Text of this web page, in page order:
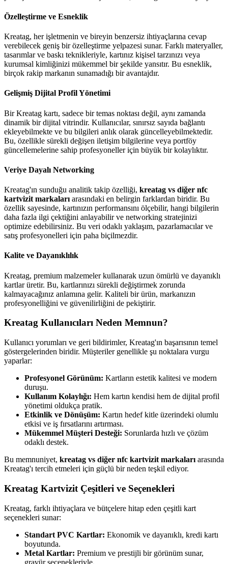
Özelleştirme ve Esneklik
Kreatag, her işletmenin ve bireyin benzersiz ihtiyaçlarına cevap
verebilecek geniş bir özelleştirme yelpazesi sunar. Farklı materyaller,
tasarımlar ve baskı teknikleriyle, kartınız kişisel tarzınızı veya
kurumsal kimliğinizi mükemmel bir şekilde yansıtır. Bu esneklik,
birçok rakip markanın sunamadığı bir avantajdır.
Gelişmiş Dijital Profil Yönetimi
Bir Kreatag kartı, sadece bir temas noktası değil, aynı zamanda
dinamik bir dijital vitrindir. Kullanıcılar, sınırsız sayıda bağlantı
ekleyebilmekte ve bu bilgileri anlık olarak güncelleyebilmektedir.
Bu, özellikle sürekli değişen iletişim bilgilerine veya portföy
güncellemelerine sahip profesyoneller için büyük bir kolaylıktır.
Veriye Dayalı Networking
Kreatag'ın sunduğu analitik takip özelliği, kreatag vs diğer nfc
kartvizit markaları arasındaki en belirgin farklardan biridir. Bu
özellik sayesinde, kartınızın performansını ölçebilir, hangi bilgilerin
daha fazla ilgi çektiğini anlayabilir ve networking stratejinizi
optimize edebilirsiniz. Bu veri odaklı yaklaşım, pazarlamacılar ve
satış profesyonelleri için paha biçilmezdir.
Kalite ve Dayanıklılık
Kreatag, premium malzemeler kullanarak uzun ömürlü ve dayanıklı
kartlar üretir. Bu, kartlarınızı sürekli değiştirmek zorunda
kalmayacağınız anlamına gelir. Kaliteli bir ürün, markanızın
profesyonelliğini ve güvenilirliğini de pekiştirir.
Kreatag Kullanıcıları Neden Memnun?
Kullanıcı yorumları ve geri bildirimler, Kreatag'ın başarısının temel
göstergelerinden biridir. Müşteriler genellikle şu noktalara vurgu
yaparlar:
Profesyonel Görünüm: Kartların estetik kalitesi ve modern
duruşu.
Kullanım Kolaylığı: Hem kartın kendisi hem de dijital profil
yönetimi oldukça pratik.
Etkinlik ve Dönüşüm: Kartın hedef kitle üzerindeki olumlu
etkisi ve iş fırsatlarını artırması.
Mükemmel Müşteri Desteği: Sorunlarda hızlı ve çözüm
odaklı destek.
Bu memnuniyet, kreatag vs diğer nfc kartvizit markaları arasında
Kreatag'ı tercih etmeleri için güçlü bir neden teşkil ediyor.
Kreatag Kartvizit Çeşitleri ve Seçenekleri
Kreatag, farklı ihtiyaçlara ve bütçelere hitap eden çeşitli kart
seçenekleri sunar:
Standart PVC Kartlar: Ekonomik ve dayanıklı, kredi kartı
boyutunda.
Metal Kartlar: Premium ve prestijli bir görünüm sunar,
gravür seçenekleriyle.